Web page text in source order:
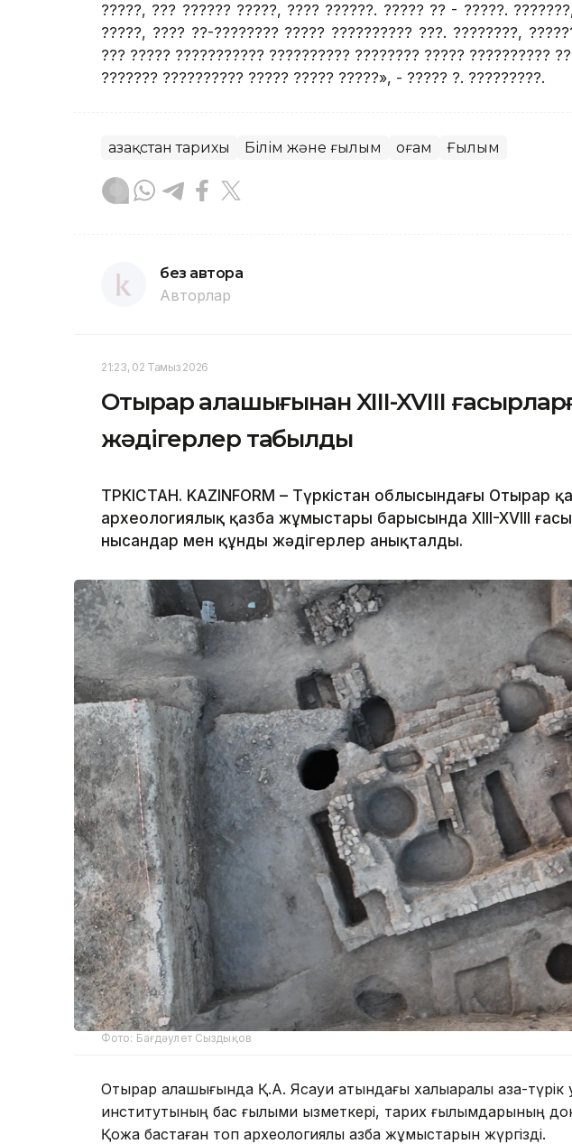
?????, ??? ?????? ?????, ???? ??????. ????? ?? - ?????.
?????, ???? ??-???????? ????? ?????????? ???. ????????,
??? ????? ??????????? ?????????? ???????? ????? ??????????
??????? ?????????? ????? ????? ?????», - ????? ?. ?????????.
Қазақстан тарихы Білім және ғылым Қоғам Ғылым
без автора
Авторлар
21:23, 02 Тамыз 2026
Отырар қалашығынан XIII-XVIII
жәдігерлер табылды
ТҮРКІСТАН. KAZINFORM – Түркістан облысындағы Отырар
археологиялық қазба жұмыстары барысында XIII-XVIII
нысандар мен құнды жәдігерлер анықталды.
Фото: Бағдәулет Сыздықов
Отырар қалашығында Қ.А. Ясауи атындағы халықаралық қазақ-
институтының бас ғылыми қызметкері, тарих ғылымдарының
Қожа бастаған топ археологиялық қазба жұмыстарын жүргізді.